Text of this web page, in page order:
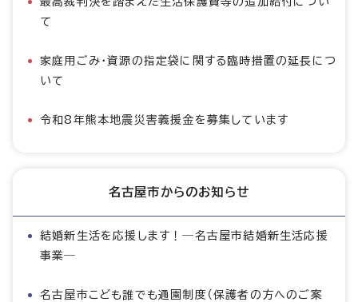
て
家庭用ごみ・資源の指定袋に関する臨時措置の延長につ
いて
令和8年熊本地震災害義援金を募集しています
名古屋市からのお知らせ
結婚新生活を応援します！―名古屋市結婚新生活応援
事業―
名古屋市こども誰でも通園制度（保護者の方へのご案